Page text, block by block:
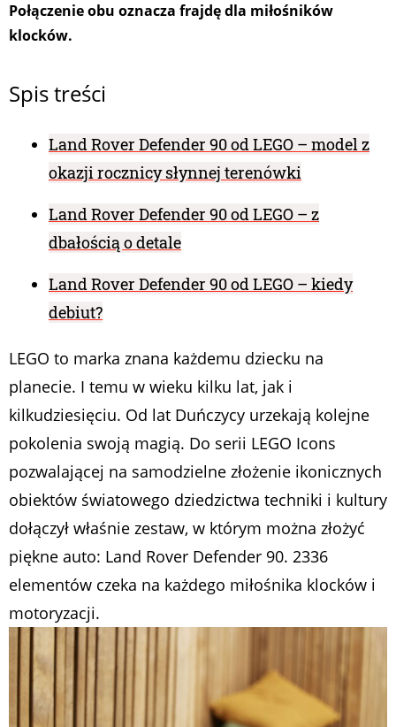
Połączenie obu oznacza frajdę dla miłośników
klocków.
Spis treści
Land Rover Defender 90 od LEGO – model z
okazji rocznicy słynnej terenówki
Land Rover Defender 90 od LEGO – z
dbałością o detale
Land Rover Defender 90 od LEGO – kiedy
debiut?
LEGO to marka znana każdemu dziecku na
planecie. I temu w wieku kilku lat, jak i
kilkudziesięciu. Od lat Duńczycy urzekają kolejne
pokolenia swoją magią. Do serii LEGO Icons
pozwalającej na samodzielne złożenie ikonicznych
obiektów światowego dziedzictwa techniki i kultury
dołączył właśnie zestaw, w którym można złożyć
piękne auto: Land Rover Defender 90. 2336
elementów czeka na każdego miłośnika klocków i
motoryzacji.